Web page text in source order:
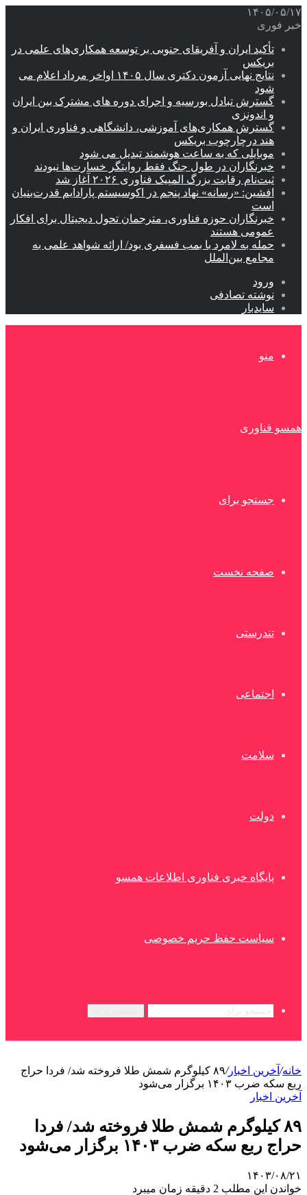
۱۴۰۵/۰۵/۱۷
خبر فوری
تأکید ایران و آفریقای جنوبی بر توسعه همکاری‌های علمی در
بریکس
نتایج نهایی آزمون دکتری سال ۱۴۰۵ اواخر مرداد اعلام می
شود
گسترش تبادل بورسیه و اجرای دوره های مشترک بین ایران
و اندونزی
گسترش همکاری‌های آموزشی، دانشگاهی و فناوری ایران و
هند درچارچوب بریکس
موبایلی که به ساعت هوشمند تبدیل می شود
خبرنگاران در طول جنگ فقط روایتگر خسارت‌ها نبودند
ثبت‌نام رقابت بزرگ المپیک فناوری ۲۰۲۶ آغاز شد
افشین: «رسانه» نهاد پنجم در اکوسیستم پارادایم قدرت‌بنیان
است
خبرنگاران حوزه فناوری، مترجمان تحول دیجیتال برای افکار
عمومی هستند
حمله به لامرد با بمب فسفری بود/ ارائه شواهد علمی به
مجامع بین‌الملل
ورود
نوشته تصادفی
سایدبار
منو
همسو فناوری
جستجو برای
صفحه نخست
تندرستی
اجتماعی
سلامت
دولت
پایگاه خبری فناوری اطلاعات همسو
سیاست حفظ حریم خصوصی
خانه/ آخرین اخبار/
۸۹ کیلوگرم شمش طلا فروخته شد/ فردا حراج
ربع سکه ضرب ۱۴۰۳ برگزار می‌شود
آخرین اخبار
۸۹ کیلوگرم شمش طلا فروخته شد/ فردا
حراج ربع سکه ضرب ۱۴۰۳ برگزار می‌شود
۱۴۰۳/۰۸/۲۱
خواندن این مطلب 2 دقیقه زمان میبرد